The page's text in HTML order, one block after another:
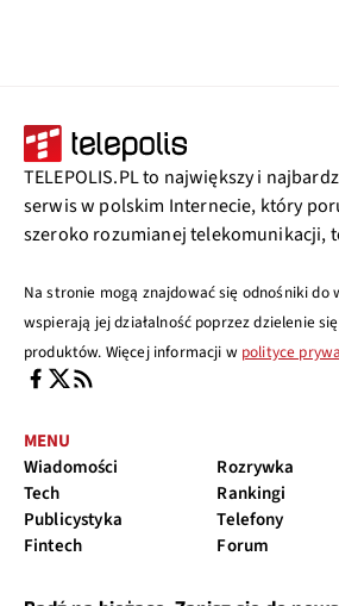
TELEPOLIS.PL to największy i
serwis w polskim Internecie, który
szeroko rozumianej telekomunikacji,
Na stronie mogą znajdować się odnośniki
wspierają jej działalność poprzez dzielenie
produktów. Więcej informacji w polityce
MENU
Wiadomości
Tech
Publicystyka
Fintech
Rozrywka
Rankingi
Telefony
Forum